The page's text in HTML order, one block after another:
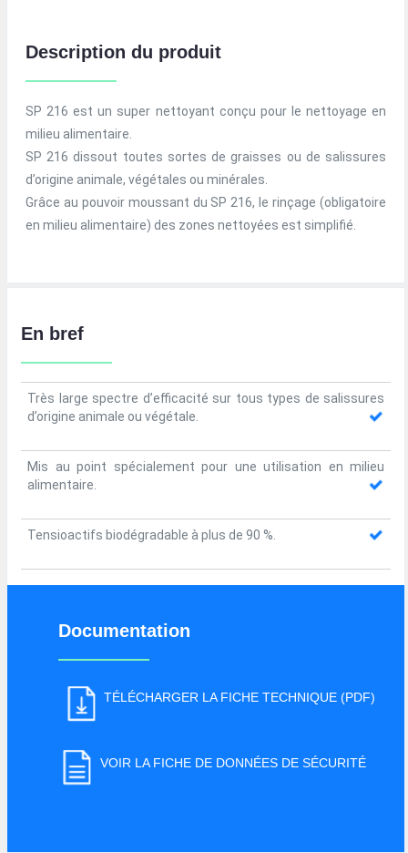
Description du produit
SP 216 est un super nettoyant conçu pour le nettoyage en
milieu alimentaire.
SP 216 dissout toutes sortes de graisses ou de salissures
d’origine animale, végétales ou minérales.
Grâce au pouvoir moussant du SP 216, le rinçage (obligatoire
en milieu alimentaire) des zones nettoyées est simplifié.
En bref
Très large spectre d’efficacité sur tous types de salissures
d’origine animale ou végétale.
Mis au point spécialement pour une utilisation en milieu
alimentaire.
Tensioactifs biodégradable à plus de 90 %.
Documentation
TÉLÉCHARGER LA FICHE TECHNIQUE (PDF)
VOIR LA FICHE DE DONNÉES DE SÉCURITÉ